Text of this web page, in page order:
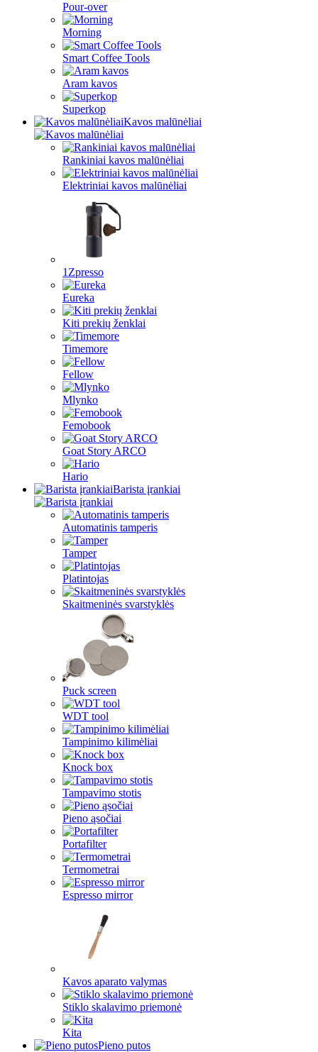
Pour-over
Morning
Smart Coffee Tools
Aram kavos
Superkop
Kavos malūnėliai
Rankiniai kavos malūnėliai
Elektriniai kavos malūnėliai
1Zpresso
Eureka
Kiti prekių ženklai
Timemore
Fellow
Mlynko
Femobook
Goat Story ARCO
Hario
Barista įrankiai
Automatinis tamperis
Tamper
Platintojas
Skaitmeninės svarstyklės
Puck screen
WDT tool
Tampinimo kilimėliai
Knock box
Tampavimo stotis
Pieno ąsočiai
Portafilter
Termometrai
Espresso mirror
Kavos aparato valymas
Stiklo skalavimo priemonė
Kita
Pieno putos